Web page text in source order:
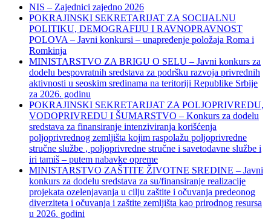
NIS – Zajednici zajedno 2026
POKRAJINSKI SEKRETARIJAT ZA SOCIJALNU
POLITIKU, DEMOGRAFIJU I RAVNOPRAVNOST
POLOVA – Javni konkursi – unapređenje položaja Roma i
Romkinja
MINISTARSTVO ZA BRIGU O SELU – Javni konkurs za
dodelu bespovratnih sredstava za podršku razvoja privrednih
aktivnosti u seoskim sredinama na teritoriji Republike Srbije
za 2026. godinu
POKRAJINSKI SEKRETARIJAT ZA POLJOPRIVREDU,
VODOPRIVREDU I ŠUMARSTVO – Konkurs za dodelu
sredstava za finansiranje intenziviranja korišćenja
poljoprivrednog zemljišta kojim raspolažu poljoprivredne
stručne službe , poljoprivredne stručne i savetodavne službe i
iri tamiš ‒ putem nabavke opreme
MINISTARSTVO ZAŠTITE ŽIVOTNE SREDINE – Javni
konkurs za dodelu sredstava za su/finansiranje realizacije
projekata ozelenjavanja u cilju zaštite i očuvanja predeonog
diverziteta i očuvanja i zaštite zemljišta kao prirodnog resursa
u 2026. godini